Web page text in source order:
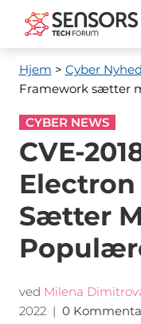
Hjem > Cyber
Framework sætter
CYBER NEWS
CVE-
Sætter
ved Milena
2022| 0